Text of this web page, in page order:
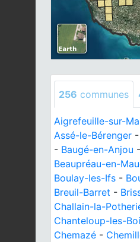
256 communes
Aigrefeuille-sur-
Assé-le-Bérenger -
- Baugé-en-Anjou -
Beaupréau-en-
Boulay-les-Ifs -
Breuil-Barret -
Challain-la-
Chanteloup-les-
Chemazé -